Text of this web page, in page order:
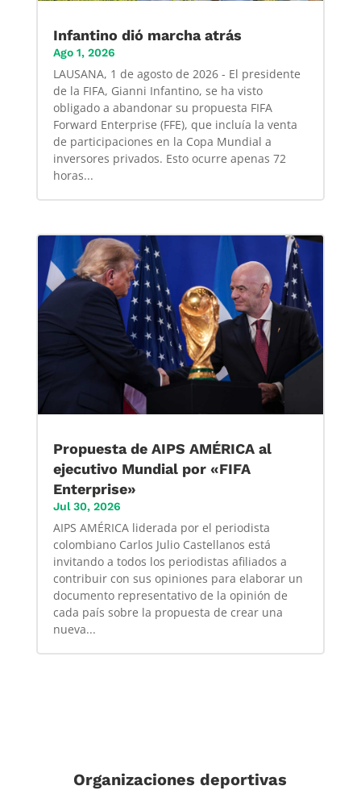
Infantino dió marcha atrás
Ago 1, 2026
LAUSANA, 1 de agosto de 2026 - El presidente
de la FIFA, Gianni Infantino, se ha visto
obligado a abandonar su propuesta FIFA
Forward Enterprise (FFE), que incluía la venta
de participaciones en la Copa Mundial a
inversores privados. Esto ocurre apenas 72
horas...
Propuesta de AIPS AMÉRICA al
ejecutivo Mundial por «FIFA
Enterprise»
Jul 30, 2026
AIPS AMÉRICA liderada por el periodista
colombiano Carlos Julio Castellanos está
invitando a todos los periodistas afiliados a
contribuir con sus opiniones para elaborar un
documento representativo de la opinión de
cada país sobre la propuesta de crear una
nueva...
Organizaciones deportivas